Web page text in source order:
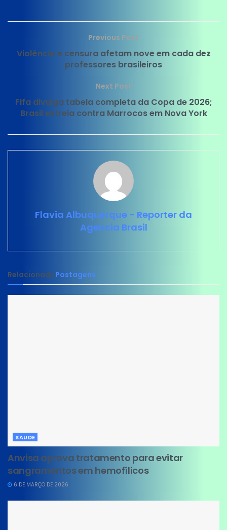
Previous Post
Violência e censura afetam nove em cada dez
professores brasileiros
Next Post
Fifa divulga tabela completa da Copa de 2026;
Brasil estreia contra Marrocos em Nova York
Flavia Albuquerque - Reporter da
Agencia Brasil
RelacionadoPostagens
SAUDE
Anvisa aprova tratamento para evitar
sangramentos em hemofílicos
6 DE MARÇO DE 2026